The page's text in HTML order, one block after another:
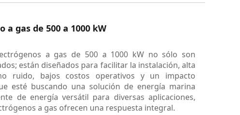
a gas de 500 a 1000 kW
a gas de 500 a 1000 kW no sólo son
están diseñados para facilitar la instalación, alta
ruido, bajos costos operativos y un impacto
esté buscando una solución de energía marina
de energía versátil para diversas aplicaciones,
a gas ofrecen una respuesta integral.